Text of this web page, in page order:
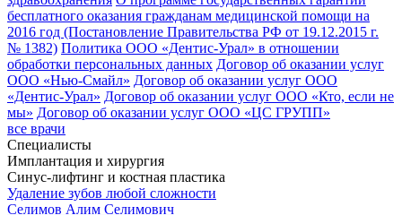
бесплатного оказания гражданам медицинской помощи на
2016 год (Постановление Правительства РФ от 19.12.2015 г.
№ 1382) Политика ООО «Дентис-Урал» в отношении
обработки персональных данных Договор об оказании услуг
ООО «Нью-Смайл» Договор об оказании услуг ООО
«Дентис-Урал» Договор об оказании услуг ООО «Кто, если не
мы» Договор об оказании услуг ООО «ЦС ГРУПП»
все врачи
Специалисты
Имплантация и хирургия
Синус-лифтинг и костная пластика
Удаление зубов любой сложности
Селимов Алим Селимович